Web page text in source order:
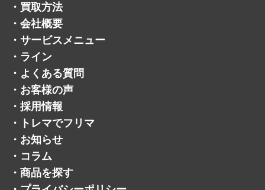
・ よくある質問
・ お客様の声
・ 採用情報
・ トレマでフリマ
・ お知らせ
・ コラム
・ 商品を探す
・
プライバシーポリシー
・ お問い合わせ
・ サイトマップ
・ 公式ジモティーアカウント